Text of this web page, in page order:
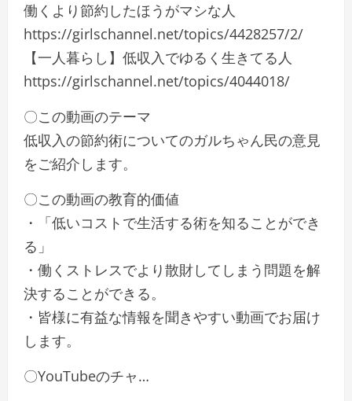
働くより節約したほうがマシな人
https://girlschannel.net/topics/4428257/2/
【一人暮らし】低収入でゆるく生きてる人
https://girlschannel.net/topics/4044018/
〇この動画のテーマ
低収入の節約術についてのガルちゃん民の意見
をご紹介します。
〇この動画の教育的価値
・「低いコストで生活する術を知ることができ
る」
・働くストレスでより散財してしまう問題を解
決することができる。
・皆様に有益な情報を聞きやすい動画でお届け
します。
〇YouTubeのチャ…